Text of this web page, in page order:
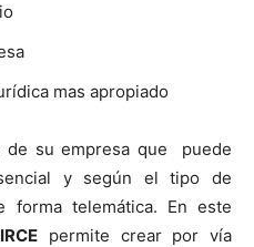
mas apropiado
de su empresa que puede
y según el tipo de
forma telemática. En este
permite crear por vía